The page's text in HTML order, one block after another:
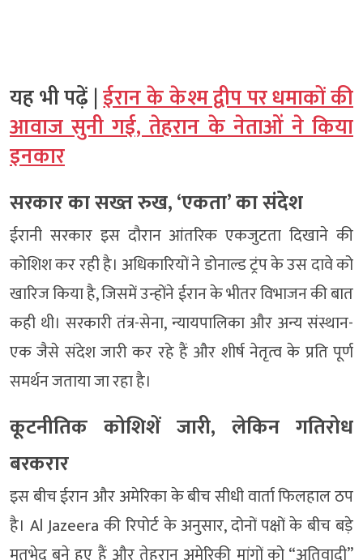
यह भी पढ़ें |ईरान के केश्म द्वीप पर धमाकों की
आवाज सुनी गई, तेहरान के नेताओं ने किया
इनकार
सरकार का सख्त रुख, ‘एकता’ का संदेश
ईरानी सरकार इस दौरान आंतरिक एकजुटता दिखाने की
कोशिश कर रही है। अधिकारियों नेडोनाल्ड ट्रंपके उस दावे को
खारिज किया है, जिसमें उन्होंने ईरान के भीतर विभाजन की बात
कही थी। सरकारी तंत्र-सेना, न्यायपालिका और अन्य संस्थान-
एक जैसे संदेश जारी कर रहे हैं और शीर्ष नेतृत्व के प्रति पूर्ण
समर्थन जताया जा रहा है।
कूटनीतिक कोशिशें जारी, लेकिन गतिरोध
बरकरार
इस बीच ईरान और अमेरिका के बीच सीधी वार्ता फिलहाल ठप
है। Al Jazeera की रिपोर्ट के अनुसार, दोनों पक्षों के बीच बड़े